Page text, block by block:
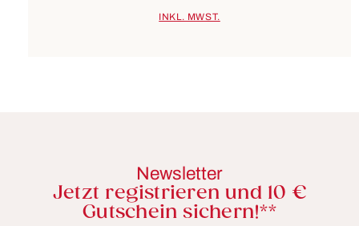
INKL. MWST.
Newsletter
Jetzt registrieren und 10 €
Gutschein sichern!**